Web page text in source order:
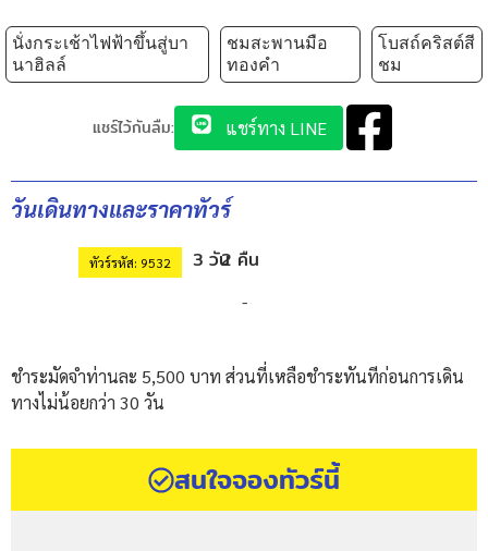
นั่งกระเช้าไฟฟ้าขึ้นสู่บา
นาฮิลล์
ชมสะพานมือ
ทองคำ
โบสถ์คริสต์สี
ชม
แชร์ไว้กันลืม: แชร์ทาง LINE
วันเดินทางและราคาทัวร์
ทัวร์รหัส: 9532 3 วัน2 คืน
-
ชำระมัดจำท่านละ 5,500 บาท ส่วนที่เหลือชำระทันทีก่อนการเดิน
ทางไม่น้อยกว่า 30 วัน
สนใจจองทัวร์นี้